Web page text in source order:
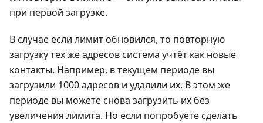
при первой загрузке.
В случае если лимит обновился, то повторную
загрузку тех же адресов система учтёт как новые
контакты. Например, в текущем периоде вы
загрузили 1000 адресов и удалили их. В этом же
периоде вы можете снова загрузить их без
увеличения лимита. Но если попробуете сделать